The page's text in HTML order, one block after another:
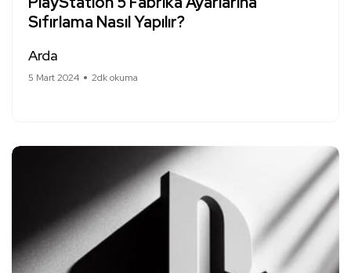
Sıfırlama Nasıl Yapılır?
Arda
5 Mart 2024 2dk okuma